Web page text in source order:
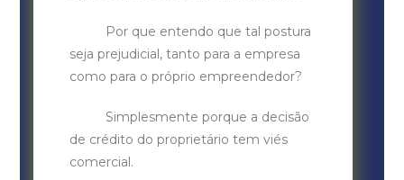
Por que entendo que tal postura
seja prejudicial, tanto para a empresa
como para o próprio empreendedor?
Simplesmente porque a decisão
de crédito do proprietário tem viés
comercial.